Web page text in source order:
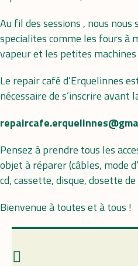
Au fil des sessions , nous
specialites comme les fours à
vapeur et les petites machines
Le repair café d’Erquelinnes
nécessaire de s’inscrire avant
Pensez à prendre tous les
objet à réparer (câbles, mode
cd, cassette, disque, dosette
Bienvenue à toutes et à tous !